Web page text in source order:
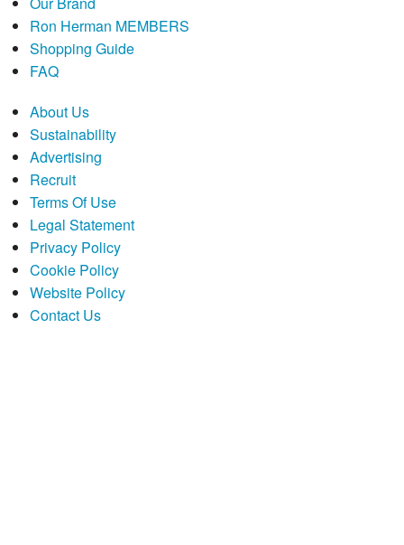
Ron Herman MEMBERS
Shopping Guide
FAQ
About Us
Sustainability
Advertising
Recruit
Terms Of Use
Legal Statement
Privacy Policy
Cookie Policy
Website Policy
Contact Us